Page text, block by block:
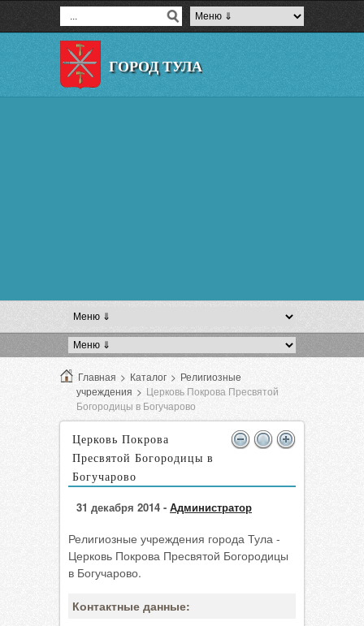
ГОРОД ТУЛА
Главная > Каталог > Религиозные
учреждения > Церковь Покрова Пресвятой
Богородицы в Богучарово
Церковь Покрова
Пресвятой Богородицы в
Богучарово
31 декабря 2014 - Администратор
Религиозные учреждения города Тула -
Церковь Покрова Пресвятой Богородицы
в Богучарово.
Контактные данные: